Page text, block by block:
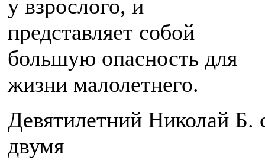
у взрослого, и
представляет собой
большую опасность для
жизни малолетнего.
Девятилетний Николай Б.
двумя